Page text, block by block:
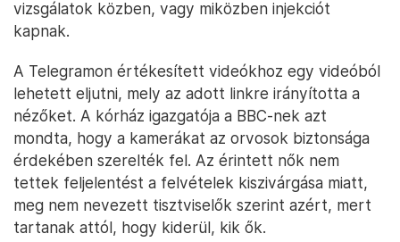
vizsgálatok közben, vagy miközben injekciót
kapnak.
A Telegramon értékesített videókhoz egy videóból
lehetett eljutni, mely az adott linkre irányította a
nézőket. A kórház igazgatója a BBC-nek azt
mondta, hogy a kamerákat az orvosok biztonsága
érdekében szerelték fel. Az érintett nők nem
tettek feljelentést a felvételek kiszivárgása miatt,
meg nem nevezett tisztviselők szerint azért, mert
tartanak attól, hogy kiderül, kik ők.